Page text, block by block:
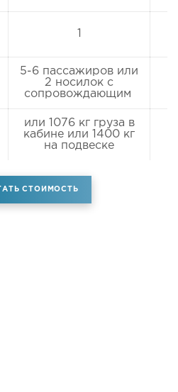
1
5-6 пассажиров или
2 носилок с
сопровождающим
или 1076 кг груза в
кабине или 1400 кг
на подвеске
СТОИМОСТЬ